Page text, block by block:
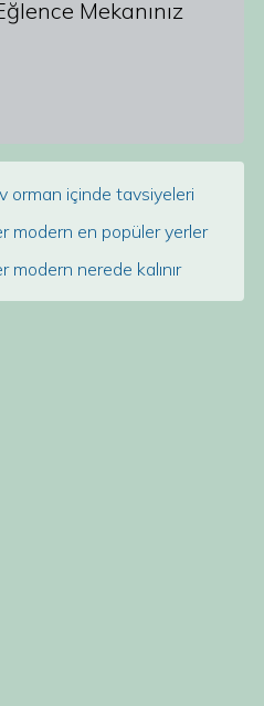
Mekanınız
orman içinde tavsiyeleri
modern en popüler yerler
modern nerede kalınır